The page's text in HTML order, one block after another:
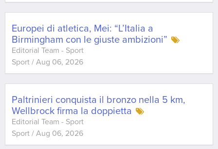
Europei di atletica, Mei: “L’Italia a
Birmingham con le giuste ambizioni”
Editorial Team - Sport
Sport / Aug 06, 2026
Paltrinieri conquista il bronzo nella 5 km,
Wellbrock firma la doppietta
Editorial Team - Sport
Sport / Aug 06, 2026